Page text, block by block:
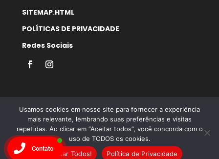
SITEMAP.HTML
POLÍTICAS DE PRIVACIDADE
Redes Sociais
Desenvolvido por Agência Microsenior | Websites e
Posicionamento Google
Usamos cookies em nosso site para fornecer a experiência
mais relevante, lembrando suas preferências e visitas
repetidas. Ao clicar em “Aceitar todos”, você concorda com o
uso de TODOS os cookies.
Aceitar Todos!
Política de Privacidade
Contato